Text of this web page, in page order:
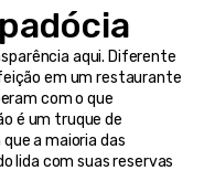
aqui. Diferente
em um restaurante
com o que
é um truque de
a maioria das
lida com suas reservas